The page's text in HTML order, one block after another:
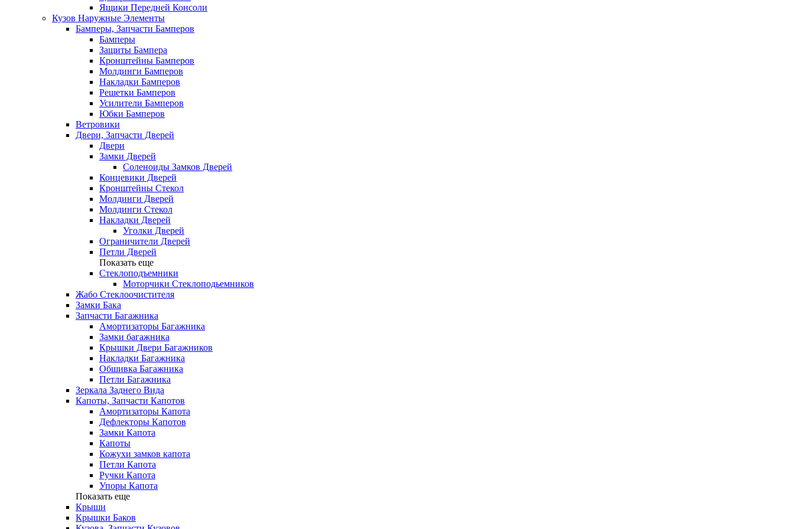
Ящики Передней Консоли
Кузов Наружные Элементы
Бамперы, Запчасти Бамперов
Бамперы
Защиты Бампера
Кронштейны Бамперов
Молдинги Бамперов
Накладки Бамперов
Решетки Бамперов
Усилители Бамперов
Юбки Бамперов
Ветровики
Двери, Запчасти Дверей
Двери
Замки Дверей
Соленоиды Замков Дверей
Концевики Дверей
Кронштейны Стекол
Молдинги Дверей
Молдинги Стекол
Накладки Дверей
Уголки Дверей
Ограничители Дверей
Петли Дверей
Показать еще
Стеклоподъемники
Моторчики Стеклоподьемников
Жабо Стеклоочистителя
Замки Бака
Запчасти Багажника
Амортизаторы Багажника
Замки багажника
Крышки Двери Багажников
Накладки Багажника
Обшивка Багажника
Петли Багажника
Зеркала Заднего Вида
Капоты, Запчасти Капотов
Амортизаторы Капота
Дефлекторы Капотов
Замки Капота
Капоты
Кожухи замков капота
Петли Капота
Ручки Капота
Упоры Капота
Показать еще
Крыши
Крышки Баков